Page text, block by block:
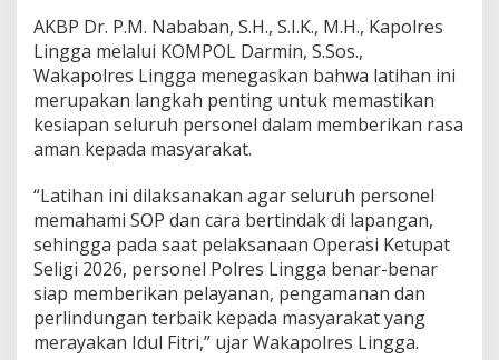
u
p
a
t
S
e
l
g
i
2
0
2
6
AKBP Dr. P.M. Nababan, S.H., S.I.K., M.H., Kapolres
Lingga melalui KOMPOL Darmin, S.Sos.,
Wakapolres Lingga menegaskan bahwa latihan ini
merupakan langkah penting untuk memastikan
kesiapan seluruh personel dalam memberikan rasa
aman kepada masyarakat.
“Latihan ini dilaksanakan agar seluruh personel
memahami SOP dan cara bertindak di lapangan,
sehingga pada saat pelaksanaan Operasi Ketupat
Seligi 2026, personel Polres Lingga benar-benar
siap memberikan pelayanan, pengamanan dan
perlindungan terbaik kepada masyarakat yang
merayakan Idul Fitri,” ujar Wakapolres Lingga.